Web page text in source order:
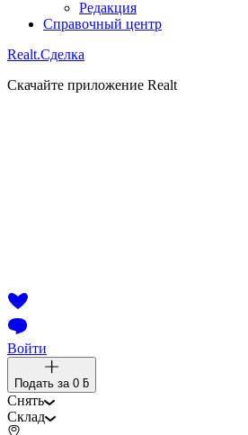
Редакция
Справочный центр
Realt.Сделка
Скачайте приложение Realt
Войти
Подать за 0 ƃ
Снять
Склад